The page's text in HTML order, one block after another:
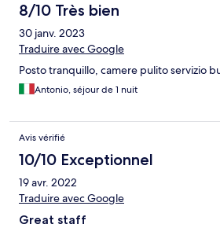
8/10 Très bien
30 janv. 2023
Traduire avec Google
Posto tranquillo, camere pulito servizio
Antonio, séjour de 1 nuit
Avis vérifié
10/10 Exceptionnel
19 avr. 2022
Traduire avec Google
Great staff